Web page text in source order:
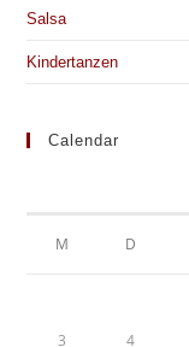
Salsa
Kindertanzen
Calendar
M D
3 4